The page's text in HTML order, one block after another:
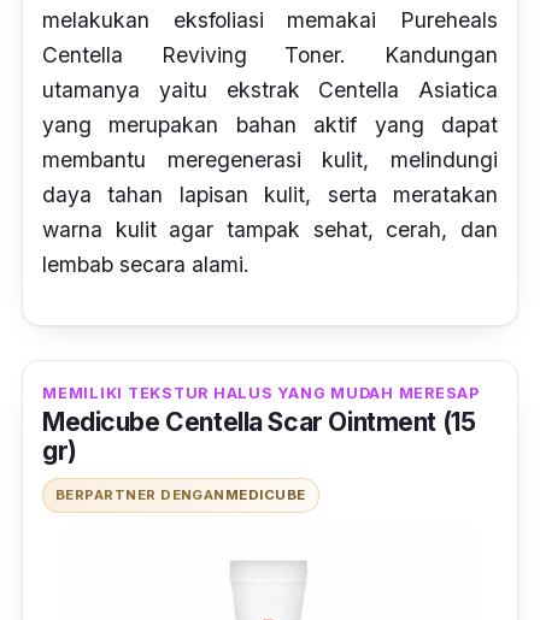
melakukan eksfoliasi memakai Pureheals
Centella Reviving Toner. Kandungan
utamanya yaitu ekstrak Centella Asiatica
yang merupakan bahan aktif yang dapat
membantu meregenerasi kulit, melindungi
daya tahan lapisan kulit, serta meratakan
warna kulit agar tampak sehat, cerah, dan
lembab secara alami.
MEMILIKI TEKSTUR HALUS YANG MUDAH MERESAP
Medicube Centella Scar Ointment (15
gr)
BERPARTNER DENGAN MEDICUBE